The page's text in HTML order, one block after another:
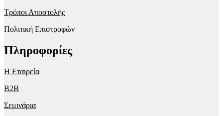
Τρόποι Αποστολής
Πολιτική Επιστροφών
Πληροφορίες
Η Εταιρεία
B2B
Σεμινάρια